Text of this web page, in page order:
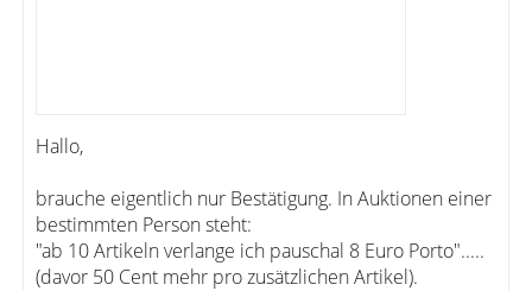
Hallo,
brauche eigentlich nur Bestätigung. In Auktionen einer
bestimmten Person steht:
"ab 10 Artikeln verlange ich pauschal 8 Euro Porto".....
(davor 50 Cent mehr pro zusätzlichen Artikel).